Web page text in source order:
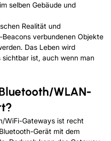
selben Gebäude und
Realität und
verbundenen Objekte
Das Leben wird
ist, auch wenn man
/WLAN-
WiFi-Gateways ist recht
Gerät mit dem